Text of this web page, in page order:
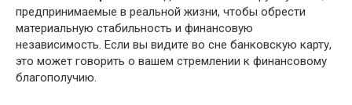
предпринимаемые в реальной жизни, чтобы обрести
материальную стабильность и финансовую
независимость. Если вы видите во сне банковскую карту,
это может говорить о вашем стремлении к финансовому
благополучию.